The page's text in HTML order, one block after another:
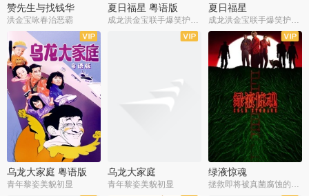
赞先生与找钱华
洪金宝咏春治恶霸
夏日福星 粤语版
成龙洪金宝联手爆笑护美女
夏日福星
成龙洪金宝联手爆笑护美女
乌龙大家庭 粤语版
青年黎姿美貌初显
乌龙大家庭
青年黎姿美貌初显
绿液惊魂
拯救即将被真菌腐蚀的世界